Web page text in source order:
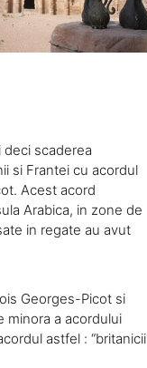
scaderea
si Frantei cu acordul
Acest acord
Arabica, in zone de
in regate au avut
Georges-Picot si
minora a acordului
astfel : “britanicii